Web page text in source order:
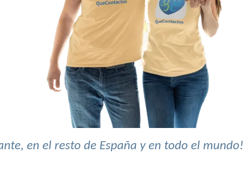
en el resto de España y en todo el mundo!